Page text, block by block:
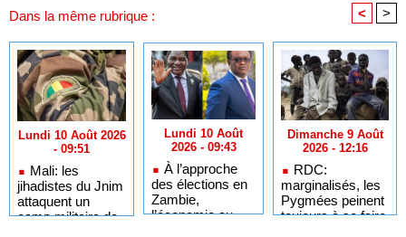
Dans la même rubrique : < >
Lundi 10 Août 2026
- 09:51
Mali: les
jihadistes du Jnim
attaquent un
camp militaire de
Lundi 10 Août
2026 - 09:43
À l’approche
des élections en
Zambie,
l’économie au
Dimanche 9 Août
2026 - 12:16
RDC:
marginalisés, les
Pygmées peinent
toujours à se faire